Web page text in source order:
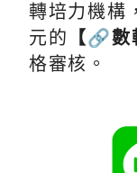
轉培力機構
元的
【🔗數
格審核。